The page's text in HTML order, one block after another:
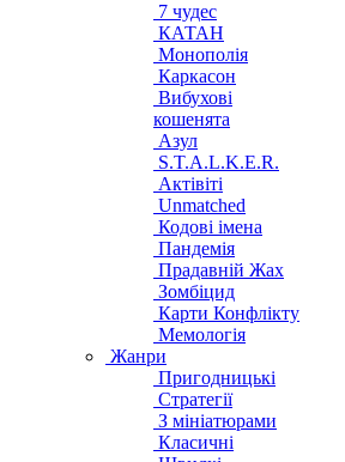
7 чудес
КАТАН
Монополія
Каркасон
Вибухові
кошенята
Азул
S.T.A.L.K.E.R.
Актівіті
Unmatched
Кодові імена
Пандемія
Прадавній Жах
Зомбіцид
Карти Конфлікту
Мемологія
Жанри
Пригодницькі
Стратегії
З мініатюрами
Класичні